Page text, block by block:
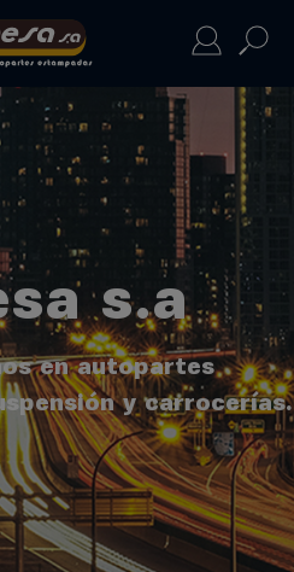
s.a
en autopartes
y carrocerías.